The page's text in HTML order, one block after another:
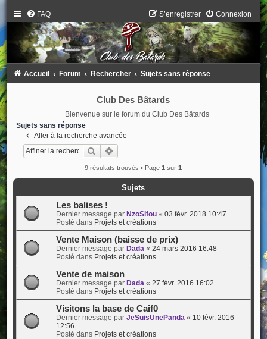
FAQ Connexion
S’enregistrer
Accueil Forum Rechercher Sujets sans réponse
Club Des Bâtards
Bienvenue sur le forum du Club Des Bâtards
Sujets sans réponse
Aller à la recherche avancée
Rechercher
9 résultats trouvés • Page1 sur1
Sujets
Les balises !
Dernier message par NzoSifou« 03 févr. 2018 10:47
Posté dans Projets et créations
Vente Maison (baisse de prix)
Dernier message par Dada « 24 mars 2016 16:48
Posté dans Projets et créations
Vente de maison
Dernier message par Dada « 27 févr. 2016 16:02
Posté dans Projets et créations
Visitons la base de Caif0
Dernier message par JeSuisUnePanda « 10 févr. 2016
12:56
Posté dans Projets et créations